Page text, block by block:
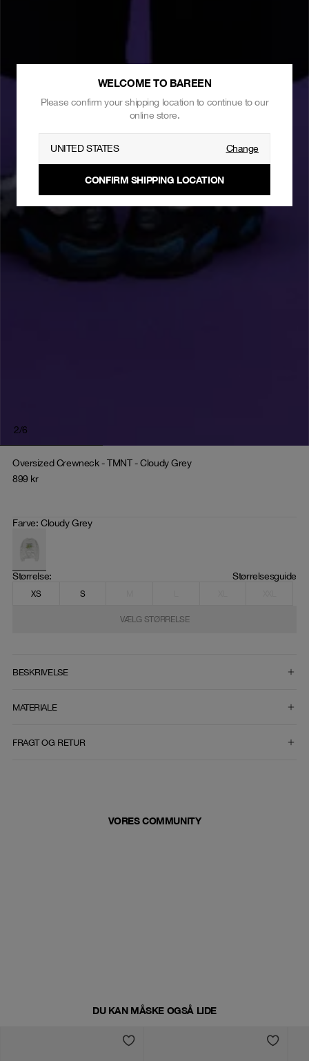
2/6
Oversized Crewneck - TMNT - Cloudy Grey
899 kr
Farve:Cloudy Grey
Størrelse: Størrelsesguide
XS S
VÆLG STØRRELSE
BESKRIVELSE
MATERIALE
FRAGT OG RETUR
VORES COMMUNITY
DU KAN MÅSKE OGSÅ LIDE
WELCOME TO BAREEN
Please confirm your shipping location to continue to our
online store.
UNITED STATES Change
CONFIRM SHIPPING LOCATION